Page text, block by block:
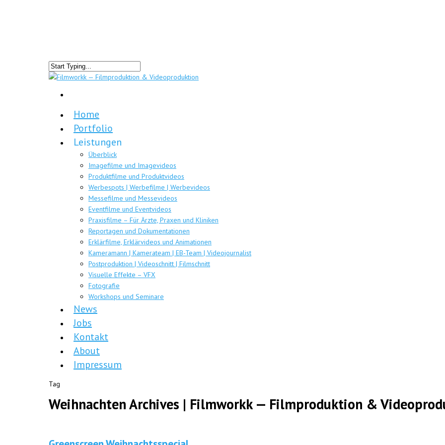
Home
Portfolio
Leistungen
Überblick
Imagefilme und Imagevideos
Produktfilme und Produktvideos
Werbespots | Werbefilme | Werbevideos
Messefilme und Messevideos
Eventfilme und Eventvideos
Praxisfilme – Für Ärzte, Praxen und Kliniken
Reportagen und Dokumentationen
Erklärfilme, Erklärvideos und Animationen
Kameramann | Kamerateam | EB-Team | Videojournalist
Postproduktion | Videoschnitt | Filmschnitt
Visuelle Effekte – VFX
Fotografie
Workshops und Seminare
News
Jobs
Kontakt
About
Impressum
Tag
Weihnachten Archives | Filmworkk — Filmproduktion &